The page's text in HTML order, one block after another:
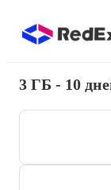
3 ГБ - 10